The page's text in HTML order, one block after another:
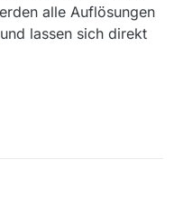
alle Auflösungen
lassen sich direkt